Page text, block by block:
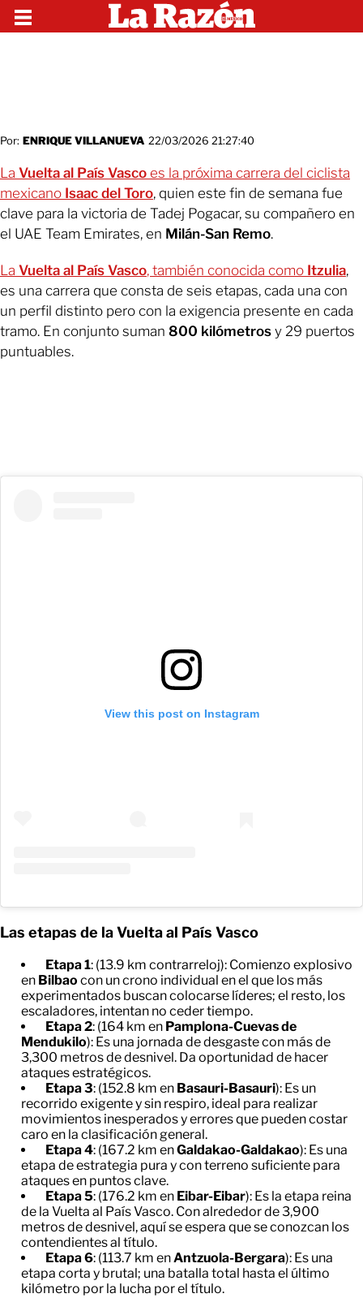
Por: ENRIQUE VILLANUEVA 22/03/2026 21:27:40
La Vuelta al País Vasco es la próxima carrera del ciclista
mexicano Isaac del Toro, quien este fin de semana fue
clave para la victoria de Tadej Pogacar, su compañero en
el UAE Team Emirates, en Milán-San Remo.
La Vuelta al País Vasco, también conocida como Itzulia,
es una carrera que consta de seis etapas, cada una con
un perfil distinto pero con la exigencia presente en cada
tramo. En conjunto suman 800 kilómetros y 29 puertos
puntuables.
View this post on Instagram
Las etapas de la Vuelta al País Vasco
Etapa 1: (13.9 km contrarreloj): Comienzo explosivo
en Bilbao con un crono individual en el que los más
experimentados buscan colocarse líderes; el resto, los
escaladores, intentan no ceder tiempo.
Etapa 2: (164 km en Pamplona-Cuevas de
Mendukilo): Es una jornada de desgaste con más de
3,300 metros de desnivel. Da oportunidad de hacer
ataques estratégicos.
Etapa 3: (152.8 km en Basauri-Basauri): Es un
recorrido exigente y sin respiro, ideal para realizar
movimientos inesperados y errores que pueden costar
caro en la clasificación general.
Etapa 4: (167.2 km enGaldakao-Galdakao): Es una
etapa de estrategia pura y con terreno suficiente para
ataques en puntos clave.
Etapa 5: (176.2 km en Eibar-Eibar): Es la etapa reina
de la Vuelta al País Vasco. Con alrededor de 3,900
metros de desnivel, aquí se espera que se conozcan los
contendientes al título.
Etapa 6: (113.7 km enAntzuola-Bergara): Es una
etapa corta y brutal; una batalla total hasta el último
kilómetro por la lucha por el título.